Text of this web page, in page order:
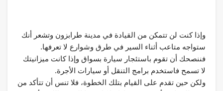
وإذا كنت لن تتمكن من القيادة في مدينة طرابزون وتشعر أنك
ستواجه متاعب أثناء السير في طرق وشوارع لا تعرفها.
فننصحك أن تقوم باستئجار سيارة بسواق وإذا كانت ميزانيتك
لا تسمح فاستخدم برامج التنقل أو سيارات الأجرة.
ولكن حين تقدم على القيام بتلك الخطوة، فلا تنس أن تتأكد من